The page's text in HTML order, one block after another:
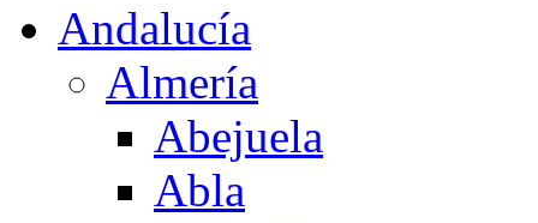
Andalucía
Almería
Abejuela
Abla